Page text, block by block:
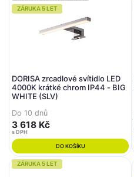
ZÁRUKA 5 LET
DORISA zrcadlové svítidlo LED
4000K krátké chrom IP44 - BIG
WHITE (SLV)
Do 10 dnů
3 618 Kč
s DPH
DO KOŠÍKU
ZÁRUKA 5 LET